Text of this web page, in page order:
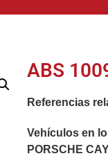
ABS
Referencias
Vehículos en
PORSCHE